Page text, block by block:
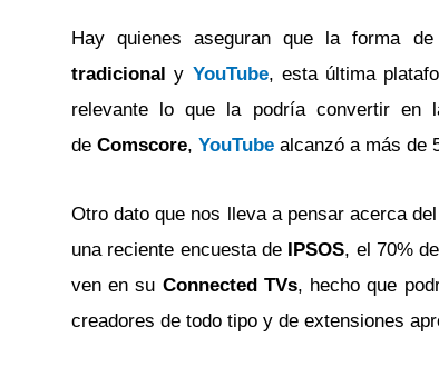
Hay quienes aseguran que la forma
tradicional y YouTube, esta última
relevante lo que la podría convertir en
de Comscore, YouTube alcanzó a más de
Otro dato que nos lleva a pensar acerca
una reciente encuesta de IPSOS, el 70%
ven en su Connected TVs, hecho que
creadores de todo tipo y de extensiones